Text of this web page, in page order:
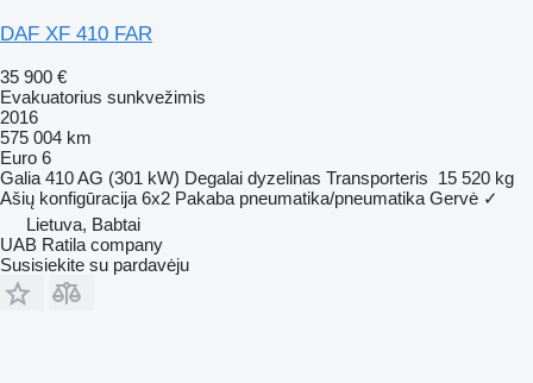
DAF XF 410 FAR
35 900 €
Evakuatorius sunkvežimis
2016
575 004 km
Euro 6
Galia 410 AG (301 kW) Degalai dyzelinas Transporteris 15 520 kg
Ašių konfigūracija 6x2 Pakaba pneumatika/pneumatika Gervė ✓
Lietuva, Babtai
UAB Ratila company
Susisiekite su pardavėju